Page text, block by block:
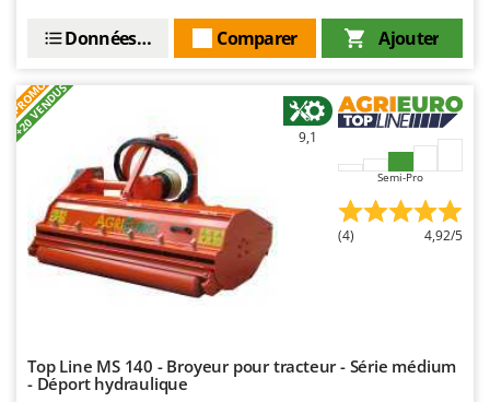
Tellarini Pompe
Telwin
Tenco
Titania
Tornado
Tre Spade
Trev - Abrek - TecnoVIR
Trotec
U
Udor
Ajouter
Comparer
Données techniques
PROMO
+20 VENDUS 9,1
Semi-Pro
(4) 4,92/5
Top Line MS 140 - Broyeur pour tracteur - Série médium
- Déport hydraulique